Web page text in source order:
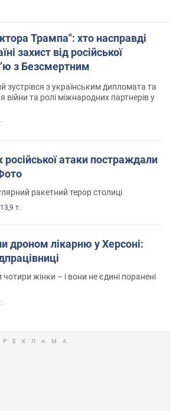
Трампа": хто насправді
захист від російської
з Безсмертним
зустрівся з українським дипломата та
війни та ролі міжнародних партнерів у
російської атаки постраждали
ракетний терор столиці
13,9 т.
дроном лікарню у Херсоні:
жінки – і вони не єдині поранені